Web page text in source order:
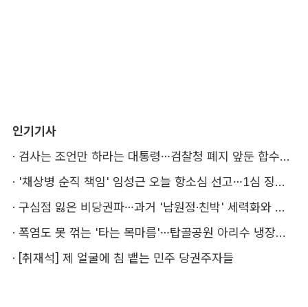
인기기사
·
검사는 조언만 하라는 대통령…검찰청 폐지 앞둔 합수본 '딜레마'
·
'채상병 순직 책임' 임성근 오늘 항소심 선고…1심 징역 3년
·
구심점 잃은 비당권파…과거 '남원정·친박' 세력화와 다른 점은
·
폭염도 못 꺾는 '타는 목마름'…탑골공원 아리수 냉장고 가보니
· [취재석] 제 얼굴에 침 뱉는 민주 당권주자들